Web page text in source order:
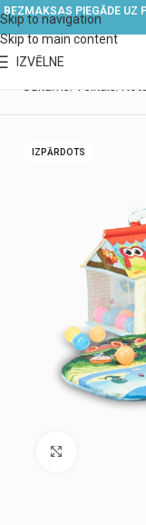
Skip to navigation
Skip to main content
BEZMAKSAS PIEGĀDE UZ
IZVĒLNE
IZPĀRDOTS